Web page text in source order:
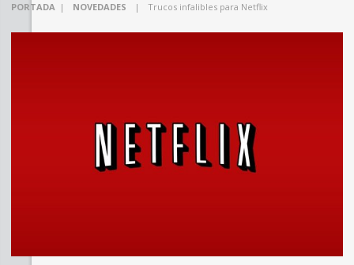
PORTADA | NOVEDADES | Trucos infalibles para Netflix